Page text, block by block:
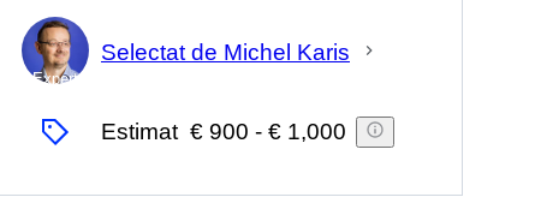
Expert
Selectat de Michel Karis
Estimat € 900 - € 1,000